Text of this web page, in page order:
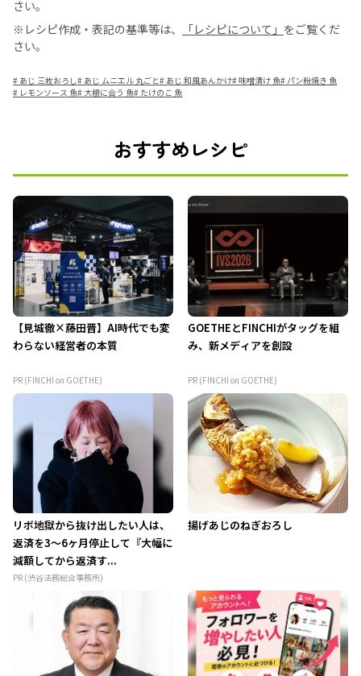
さい。
※レシピ作成・表記の基準等は、
「レシピについて」 をご覧くだ
さい。
# あじ 三枚おろし# あじ ムニエル 丸ごと# あじ 和風あんかけ#味噌漬け 魚#パン粉焼き 魚
# レモンソース 魚# 大根に合う 魚# たけのこ 魚
おすすめレシピ
【見城徹×藤田晋】AI時代でも変
わらない経営者の本質
PR (FINCHI on GOETHE)
GOETHEとFINCHIがタッグを組
み、新メディアを創設
PR (FINCHI on GOETHE)
リボ地獄から抜け出したい人は、
返済を3～6ヶ月停止して『大幅に
減額してから返済す...
PR (渋谷法務総合事務所)
揚げあじのねぎおろし